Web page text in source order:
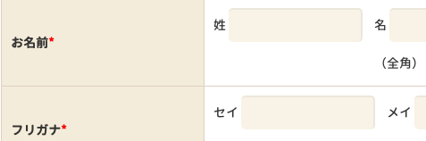
お名前*
姓 名
（全角）
フリガナ*
セイ メイ